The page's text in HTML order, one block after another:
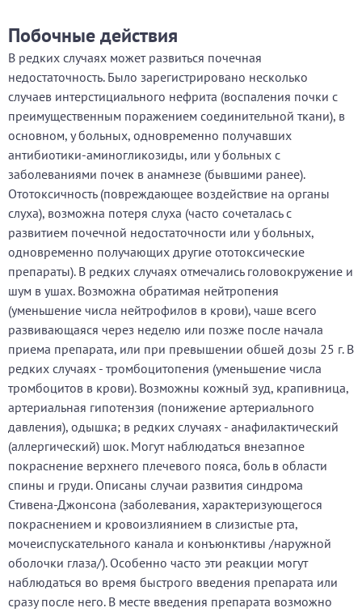
Побочные действия
В редких случаях может развиться почечная
недостаточность. Было зарегистрировано несколько
случаев интерстициального нефрита (воспаления почки с
преимущественным поражением соединительной ткани), в
основном, у больных, одновременно получавших
антибиотики-аминогликозиды, или у больных с
заболеваниями почек в анамнезе (бывшими ранее).
Ототоксичность (повреждающее воздействие на органы
слуха), возможна потеря слуха (часто сочеталась с
развитием почечной недостаточности или у больных,
одновременно получающих другие ототоксические
препараты). В редких случаях отмечались головокружение и
шум в ушах. Возможна обратимая нейтропения
(уменьшение числа нейтрофилов в крови), чаше всего
развивающаяся через неделю или позже после начала
приема препарата, или при превышении обшей дозы 25 г. В
редких случаях - тромбоцитопения (уменьшение числа
тромбоцитов в крови). Возможны кожный зуд, крапивница,
артериальная гипотензия (понижение артериального
давления), одышка; в редких случаях - анафилактический
(аллергический) шок. Могут наблюдаться внезапное
покраснение верхнего плечевого пояса, боль в области
спины и груди. Описаны случаи развития синдрома
Стивена-Джонсона (заболевания, характеризующегося
покраснением и кровоизлиянием в слизистые рта,
мочеиспускательного канала и конъюнктивы /наружной
оболочки глаза/). Особенно часто эти реакции могут
наблюдаться во время быстрого введения препарата или
сразу после него. В месте введения препарата возможно